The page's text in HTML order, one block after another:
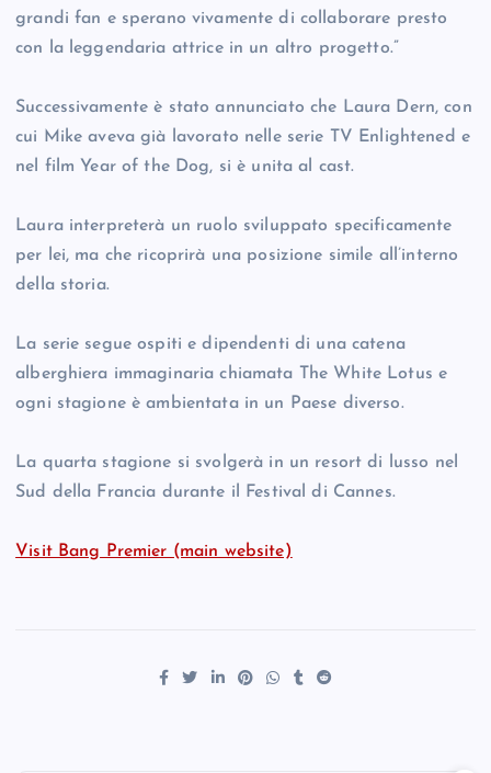
grandi fan e sperano vivamente di collaborare presto
con la leggendaria attrice in un altro progetto.”
Successivamente è stato annunciato che Laura Dern, con
cui Mike aveva già lavorato nelle serie TV Enlightened e
nel film Year of the Dog, si è unita al cast.
Laura interpreterà un ruolo sviluppato specificamente
per lei, ma che ricoprirà una posizione simile all’interno
della storia.
La serie segue ospiti e dipendenti di una catena
alberghiera immaginaria chiamata The White Lotus e
ogni stagione è ambientata in un Paese diverso.
La quarta stagione si svolgerà in un resort di lusso nel
Sud della Francia durante il Festival di Cannes.
Visit Bang Premier (main website)